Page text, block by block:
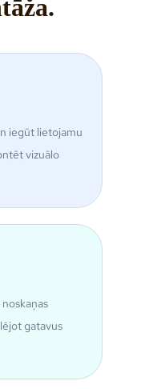
iegūt lietojamu
vizuālo
gatavus